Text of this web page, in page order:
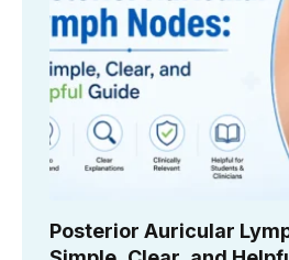
Posterior Auricular